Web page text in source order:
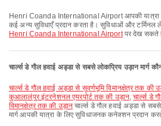
Henri Coanda International Airport आपकी यात्रा को बेहतर बनाने के लिए टैक्सी और
कई अन्य सुविधाएँ प्रदान करता है। सुविधाओं और
Henri Coanda International Airportपर देख सकते
चार्ल्स डे गौल हवाई अड्डा से सबसे लोकप्रिय उड़ान मार्ग
चार्ल्स डे गौल हवाई अड्डा से सुवर्णभूमि विमानक्षेत्र तक की
कुआलालंपुर इंटरनेशनल एयरपोर्ट तक की उड़ान,चार्ल्स डे
विमानक्षेत्र तक की उड़ान चार्ल्स डे गौल हवाई अड्डा से
मार्ग आपकी यात्रा के लिए सुविधाजनक कनेक्शन प्रदान